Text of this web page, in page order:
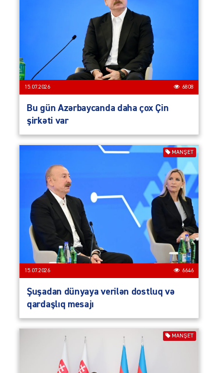
15.07.2026 6808
Bu gün Azərbaycanda daha çox Çin
şirkəti var
MANŞET
15.07.2026 6646
Şuşadan dünyaya verilən dostluq və
qardaşlıq mesajı
MANŞET